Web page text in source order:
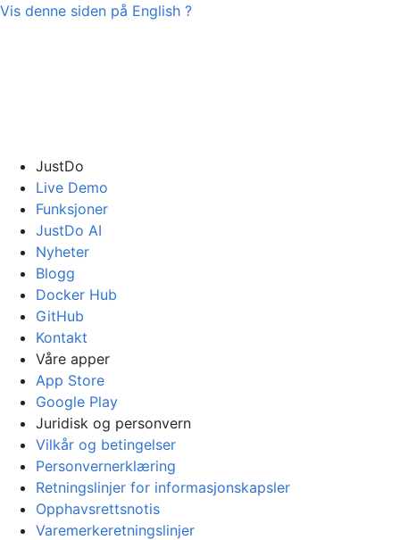
Vis denne siden på English ?
JustDo
Live Demo
Funksjoner
JustDo AI
Nyheter
Blogg
Docker Hub
GitHub
Kontakt
Våre apper
App Store
Google Play
Juridisk og personvern
Vilkår og betingelser
Personvernerklæring
Retningslinjer for informasjonskapsler
Opphavsrettsnotis
Varemerkeretningslinjer